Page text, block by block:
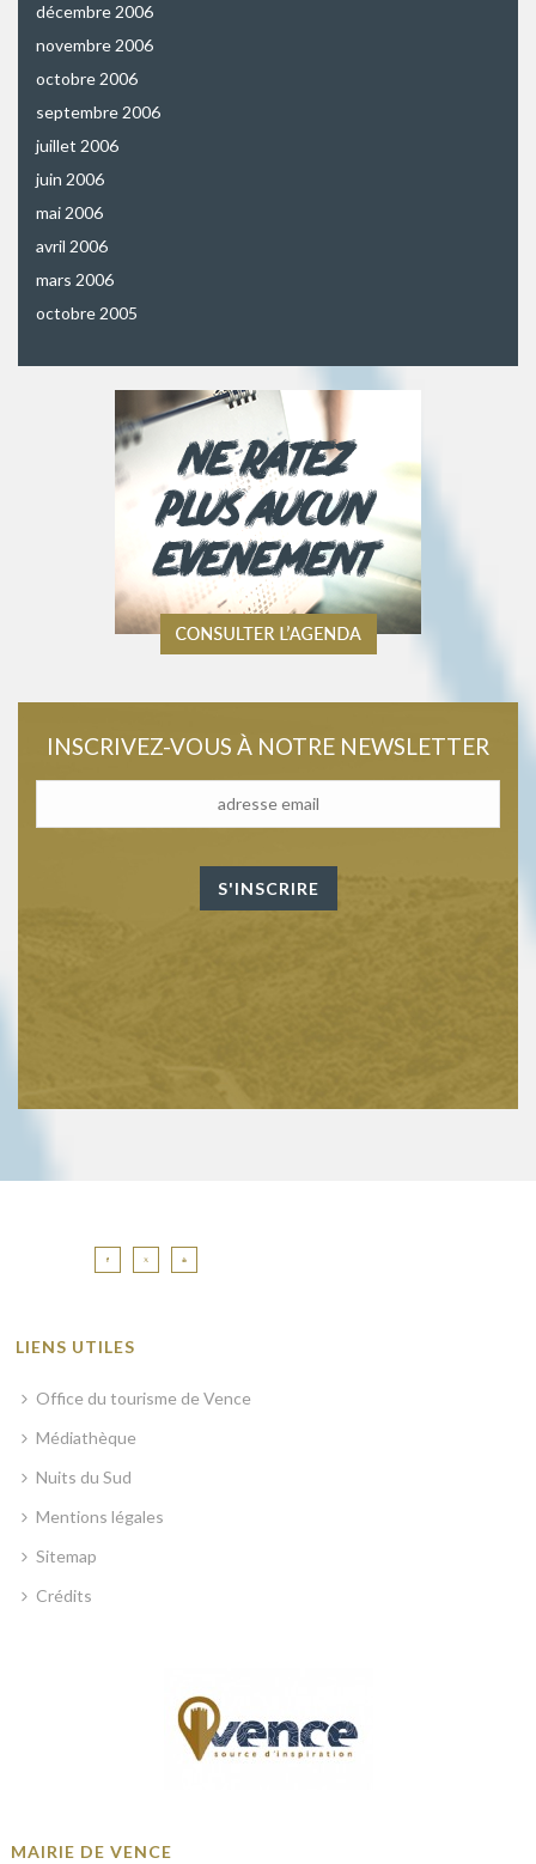
décembre 2006
novembre 2006
octobre 2006
septembre 2006
juillet 2006
juin 2006
mai 2006
avril 2006
mars 2006
octobre 2005
INSCRIVEZ-VOUS À NOTRE NEWSLETTER
LIENS UTILES
Office du tourisme de Vence
Médiathèque
Nuits du Sud
Mentions légales
Sitemap
Crédits
MAIRIE DE VENCE